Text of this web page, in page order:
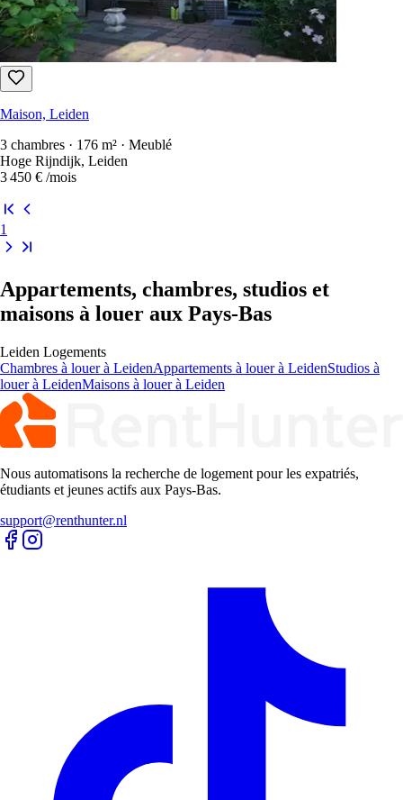
4 chambres · 120 m² · Meublé
Reina Prinsen Geerligspad 3, Leiden
2 750 € /mois
Arrêtez de rafraîchir, recevez les annonces du jour
Recevoir les annonces du jour
Maison, Leiden
3 chambres · 176 m² · Meublé
3 450 € /mois
1
Appartements, chambres, studios et
maisons à louer aux Pays-Bas
LeidenStudios
Nous automatisons la recherche de logement pour les expatriés,
étudiants et jeunes actifs aux Pays-Bas.